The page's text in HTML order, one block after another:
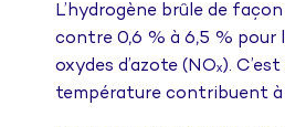
L’hydrogène brûle de
contre 0,6 % à 6,5 % pour
oxydes d’azote (NOₓ).
température contribuent à